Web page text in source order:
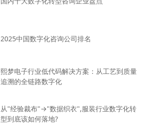
2025中国数字化咨询公司排名
熙梦电子行业低代码解决方案：从工艺到质量
追溯的全链路数字化
从"经验裁布"→"数据织衣",服装行业数字化转
型到底该如何落地?